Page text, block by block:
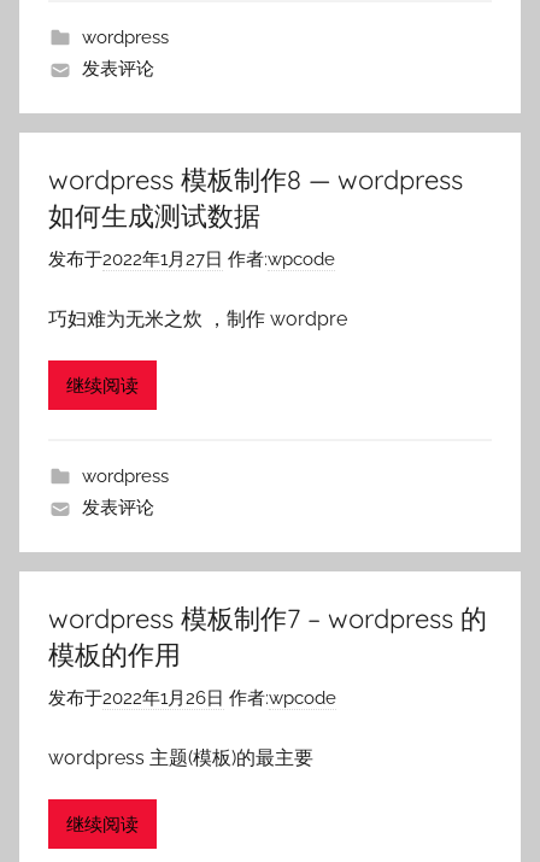
wordpress
发表评论
wordpress 模板制作8 — wordpress
如何生成测试数据
发布于2022年1月27日 作者:wpcode
巧妇难为无米之炊 ，制作 wordpre
继续阅读
wordpress
发表评论
wordpress 模板制作7 – wordpress 的
模板的作用
发布于2022年1月26日 作者:wpcode
wordpress 主题(模板)的最主要
继续阅读